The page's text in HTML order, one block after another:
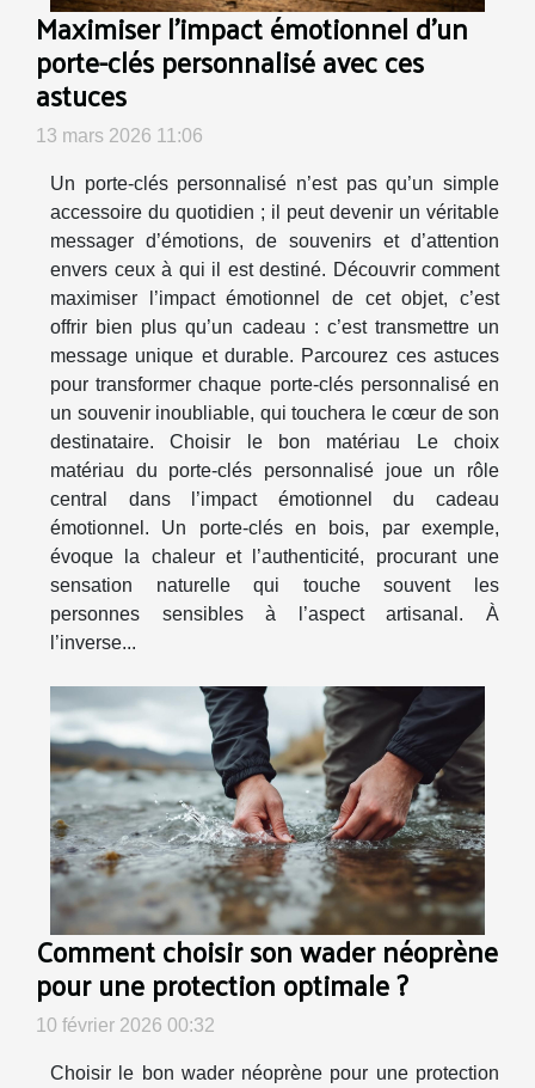
Maximiser l'impact émotionnel d'un
porte-clés personnalisé avec ces
astuces
13 mars 2026 11:06
Un porte-clés personnalisé n’est pas qu’un simple
accessoire du quotidien ; il peut devenir un véritable
messager d’émotions, de souvenirs et d’attention
envers ceux à qui il est destiné. Découvrir comment
maximiser l’impact émotionnel de cet objet, c’est
offrir bien plus qu’un cadeau : c’est transmettre un
message unique et durable. Parcourez ces astuces
pour transformer chaque porte-clés personnalisé en
un souvenir inoubliable, qui touchera le cœur de son
destinataire. Choisir le bon matériau Le choix
matériau du porte-clés personnalisé joue un rôle
central dans l’impact émotionnel du cadeau
émotionnel. Un porte-clés en bois, par exemple,
évoque la chaleur et l’authenticité, procurant une
sensation naturelle qui touche souvent les
personnes sensibles à l’aspect artisanal. À
l’inverse...
Comment choisir son wader néoprène
pour une protection optimale ?
10 février 2026 00:32
Choisir le bon wader néoprène pour une protection